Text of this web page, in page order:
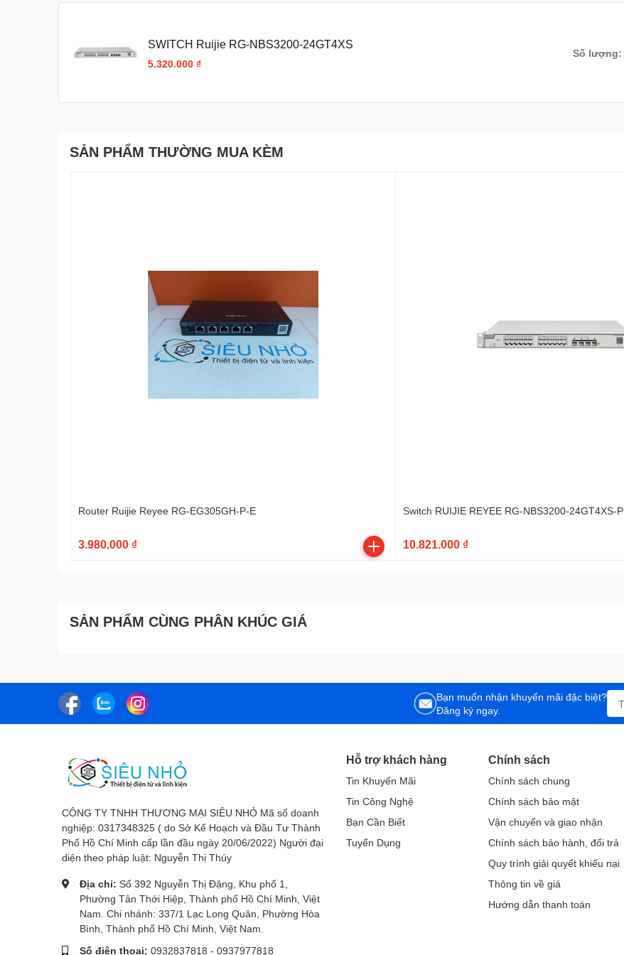
SWITCH Ruijie RG-NBS3200-24GT4XS
5.320.000 ₫
Số lượng:
SẢN PHẨM THƯỜNG MUA KÈM
Router Ruijie Reyee RG-EG305GH-P-E
3.980.000 ₫
Switch RUIJIE REYEE RG-NBS3200-24GT4XS-P
10.821.000 ₫
SẢN PHẨM CÙNG PHÂN KHÚC GIÁ
Bạn muốn nhận khuyến mãi đặc biệt?
Đăng ký ngay.
CÔNG TY TNHH THƯƠNG MẠI SIÊU NHỎ Mã số doanh
nghiệp: 0317348325 ( do Sở Kế Hoạch và Đầu Tư Thành
Phố Hồ Chí Minh cấp lần đầu ngày 20/06/2022) Người đại
diện theo pháp luật: Nguyễn Thị Thúy
Địa chỉ: Số 392 Nguyễn Thị Đặng, Khu phố 1,
Phường Tân Thới Hiệp, Thành phố Hồ Chí Minh, Việt
Nam. Chi nhánh: 337/1 Lạc Long Quân, Phường Hòa
Bình, Thành phố Hồ Chí Minh, Việt Nam.
Số điện thoại: 0932837818 - 0937977818
Hỗ trợ khách hàng
Tin Khuyến Mãi
Tin Công Nghệ
Bạn Cần Biết
Tuyển Dụng
Chính sách
Chính sách chung
Chính sách bảo mật
Vận chuyển và giao nhận
Chính sách bảo hành, đổi trả
Quy trình giải quyết khiếu nại
Thông tin về giá
Hướng dẫn thanh toán